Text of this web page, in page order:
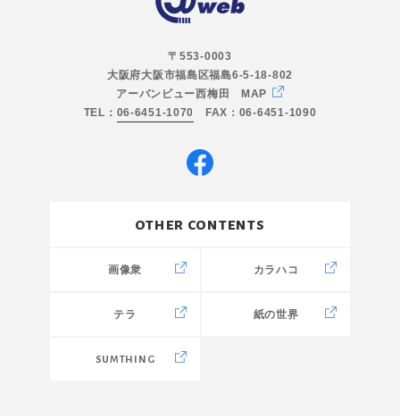
〒553-0003
大阪府大阪市福島区福島6-5-18-802
アーバンビュー西梅田MAP
TEL： 06-6451-1070 FAX：06-6451-1090
other contents
画像衆 カラハコ
テラ 紙の世界
SUMTHING